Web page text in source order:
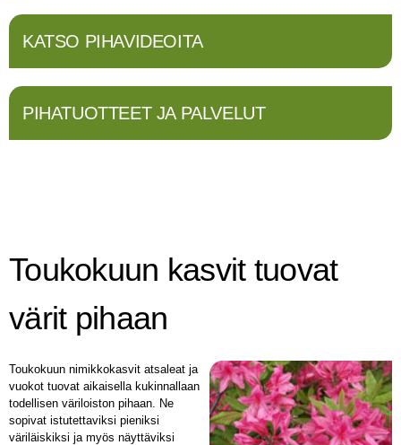
KATSO PIHAVIDEOITA
PIHATUOTTEET JA PALVELUT
Toukokuun kasvit tuovat
värit pihaan
Toukokuun nimikkokasvit atsaleat ja
vuokot tuovat aikaisella kukinnallaan
todellisen väriloiston pihaan. Ne
sopivat istutettaviksi pieniksi
väriläiskiksi ja myös näyttäviksi